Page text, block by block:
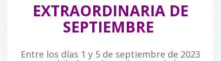
EXTRAORDINARIA DE
SEPTIEMBRE
Entre los días 1 y 5 de septiembre de 2023